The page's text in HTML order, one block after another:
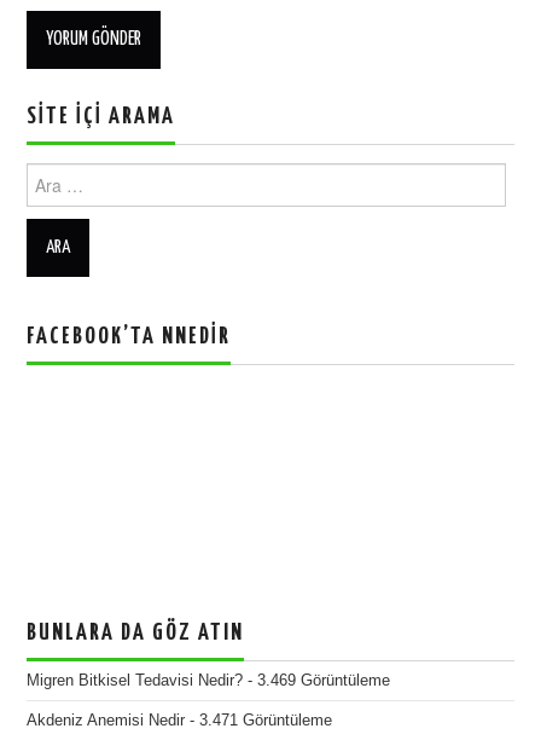
SITE İÇI ARAMA
Ara:
FACEBOOK’TA NNEDIR
BUNLARA DA GÖZ ATIN
Migren Bitkisel Tedavisi Nedir? - 3.469 Görüntüleme
Akdeniz Anemisi Nedir - 3.471 Görüntüleme